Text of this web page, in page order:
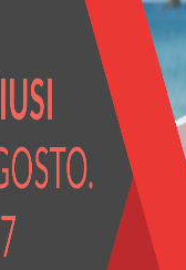
e
operativa
professionale
oppure decidi